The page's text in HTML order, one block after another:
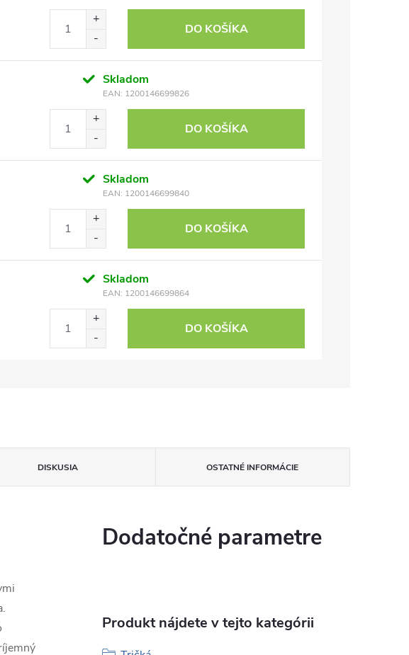
DO KOŠÍKA
Skladom
EAN: 1200146699826
DO KOŠÍKA
Skladom
EAN: 1200146699840
DO KOŠÍKA
Skladom
EAN: 1200146699864
DO KOŠÍKA
DISKUSIA OSTATNÉ INFORMÁCIE
Dodatočné parametre
Produkt nájdete v tejto kategórii